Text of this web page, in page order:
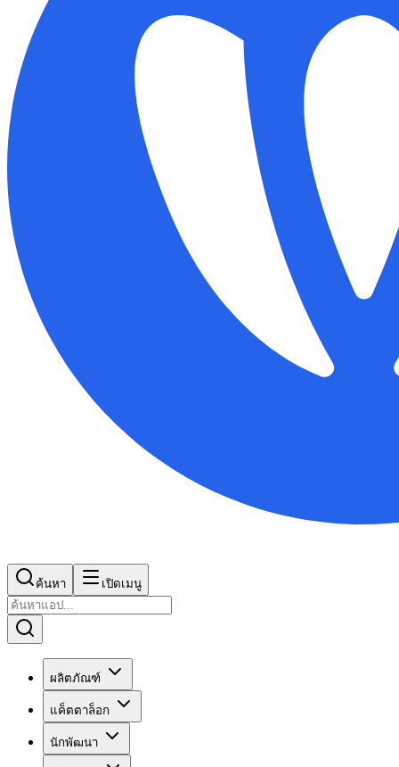
ค้นหา เปิดเมนู
ผลิตภัณฑ์
แค็ตตาล็อก
นักพัฒนา